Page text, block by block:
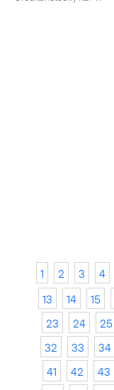
1 2 3 4
13
14 15
23
24 25
32
33 34
41
42 43